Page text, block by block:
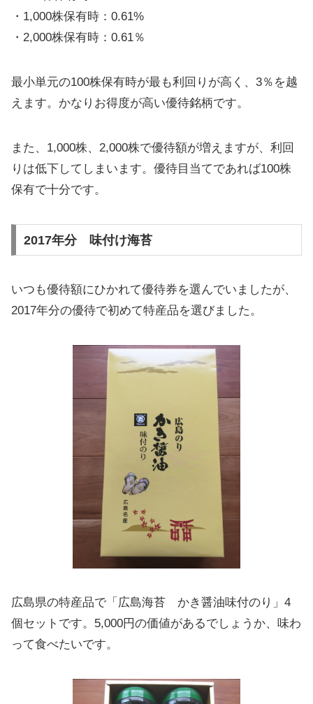
・1,000株保有時：0.61%
・2,000株保有時：0.61％
最小単元の100株保有時が最も利回りが高く、3％を越
えます。かなりお得度が高い優待銘柄です。
また、1,000株、2,000株で優待額が増えますが、利回
りは低下してしまいます。優待目当てであれば100株
保有で十分です。
2017年分 味付け海苔
いつも優待額にひかれて優待券を選んでいましたが、
2017年分の優待で初めて特産品を選びました。
広島県の特産品で「広島海苔 かき醤油味付のり」4
個セットです。5,000円の価値があるでしょうか、味わ
って食べたいです。